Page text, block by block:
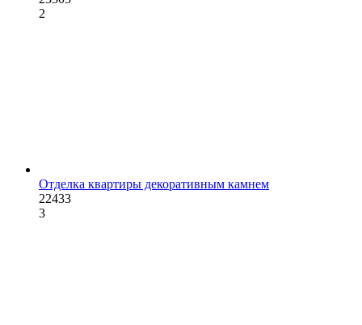
2
Отделка квартиры декоративным камнем
22433
3